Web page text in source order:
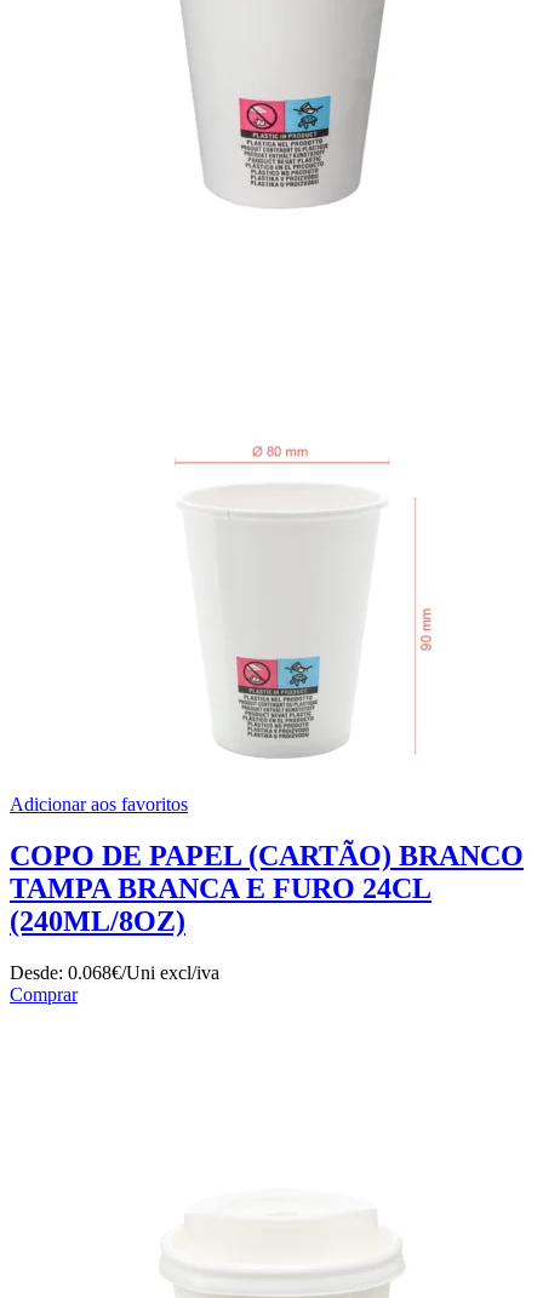
Adicionar aos favoritos
COPO DE PAPEL (CARTÃO) BRANCO
TAMPA BRANCA E FURO 24CL
(240ML/8OZ)
Desde: 0.068€/Uni excl/iva
Comprar